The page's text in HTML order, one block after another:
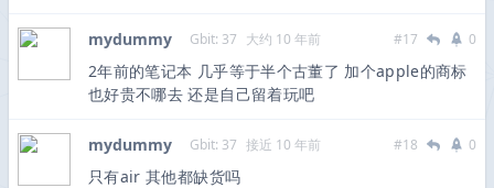
mydummy Gbit: 37 大约 10 年前 #17 0
2年前的笔记本 几乎等于半个古董了 加个apple的商标
也好贵不哪去 还是自己留着玩吧
mydummy Gbit: 37 接近 10 年前 #18 0
只有air 其他都缺货吗